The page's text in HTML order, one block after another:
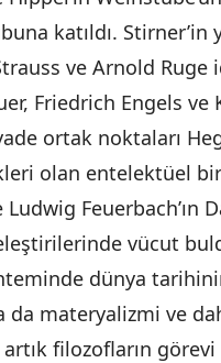
katıldı. Stirner’in
ve Arnold Ruge
Friedrich Engels ve
ortak noktaları
olan entelektüel
Feuerbach’ın
vücut
dünya
da materyalizmi ve
filozofların görevi